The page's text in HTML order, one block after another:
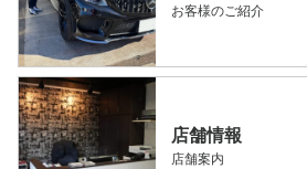
お客様のご紹介
店舗情報
店舗案内